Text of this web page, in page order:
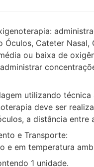
Óculos, Cateter
ou baixa de
utilizando
deve ser
a distância
e Transporte:
e em temperatura
1 unidade.